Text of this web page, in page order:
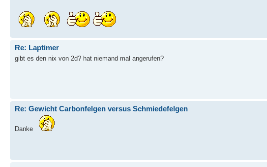
Re: Laptimer
gibt es den nix von 2d? hat niemand mal angerufen?
Re: Gewicht Carbonfelgen versus Schmiedefelgen
Danke